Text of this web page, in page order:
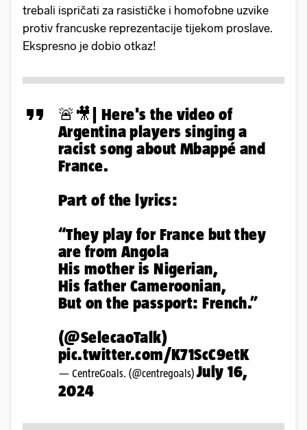
trebali ispričati za rasističke i homofobne uzvike
protiv francuske reprezentacije tijekom proslave.
Ekspresno je dobio otkaz!
🚨🎥| Here's the video of
Argentina players singing a
racist song about Mbappé and
France.
Part of the lyrics:
“They play for France but they
are from Angola
His mother is Nigerian,
His father Cameroonian,
But on the passport: French.”
(@SelecaoTalk)
pic.twitter.com/K71ScC9etK
— CentreGoals. (@centregoals) July 16,
2024